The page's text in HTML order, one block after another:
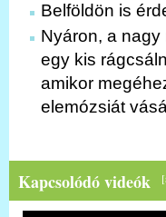
Belföldön is
Nyáron, a
egy kis
amikor
elemózsiát
[
Kapcsolódó videók